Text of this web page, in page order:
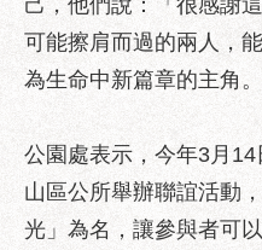
心
獎
補
助
區
己，他們說：「很感謝
可能擦肩而過的兩人，
為生命中新篇章的主角。
公園處表示，今年3月
山區公所舉辦聯誼活動
光」為名，讓參與者可